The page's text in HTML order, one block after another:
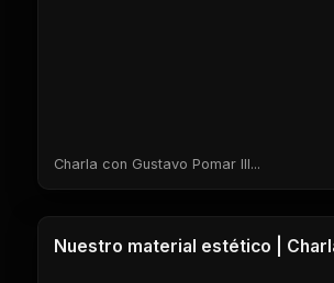
Charla con Gustavo Pomar III...